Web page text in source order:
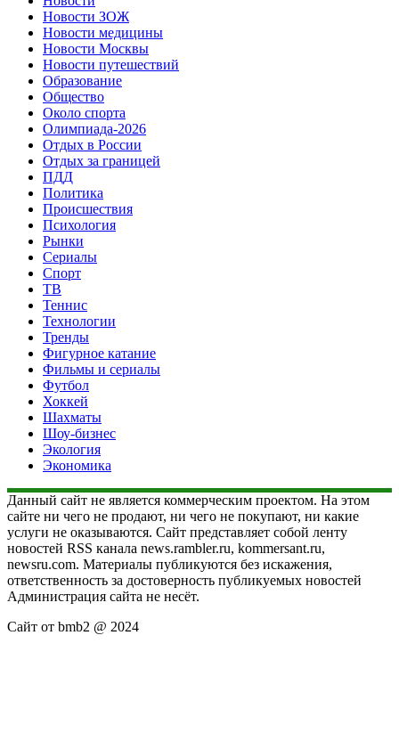
Новости ЗОЖ
Новости медицины
Новости Москвы
Новости путешествий
Образование
Общество
Около спорта
Олимпиада-2026
Отдых в России
Отдых за границей
ПДД
Политика
Происшествия
Психология
Рынки
Сериалы
Спорт
ТВ
Теннис
Технологии
Тренды
Фигурное катание
Фильмы и сериалы
Футбол
Хоккей
Шахматы
Шоу-бизнес
Экология
Экономика
Данный сайт не является коммерческим проектом. На этом
сайте ни чего не продают, ни чего не покупают, ни какие
услуги не оказываются. Сайт представляет собой ленту
новостей RSS канала news.rambler.ru, kommersant.ru,
newsru.com. Материалы публикуются без искажения,
ответственность за достоверность публикуемых новостей
Администрация сайта не несёт.
Сайт от bmb2 @ 2024